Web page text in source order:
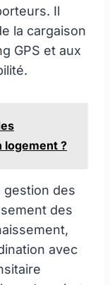
Il
la cargaison
GPS et aux
logement ?
gestion des
des
avec